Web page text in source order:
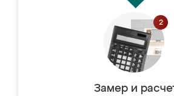
Замер и